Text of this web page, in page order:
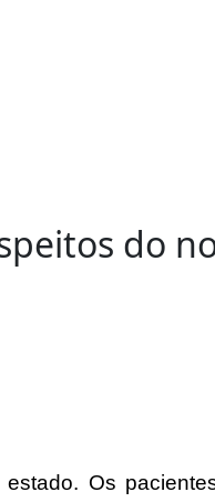
do
Os